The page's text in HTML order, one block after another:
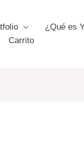
¿Qué es
Carrito